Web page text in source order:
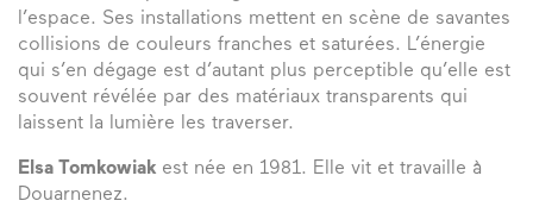
l’espace. Ses installations mettent en scène de savantes
collisions de couleurs franches et saturées. L’énergie
qui s’en dégage est d’autant plus perceptible qu’elle est
souvent révélée par des matériaux transparents qui
laissent la lumière les traverser.
Elsa Tomkowiak est née en 1981. Elle vit et travaille à
Douarnenez.